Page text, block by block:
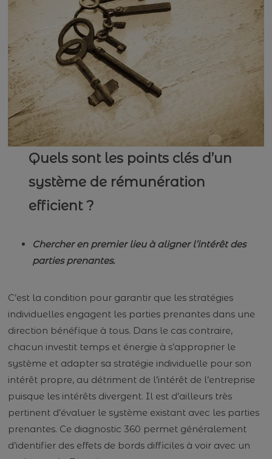
Quels sont les points clés d’un
système de rémunération
efficient ?
Chercher en premier lieu à aligner l’intérêt des
parties prenantes.
C’est la condition pour garantir que les stratégies
individuelles engagent les parties prenantes dans une
direction bénéfique à tous. Dans le cas contraire,
chacun investit temps et énergie à s’approprier le
système et adapter sa stratégie individuelle pour son
intérêt propre, au détriment de l’intérêt de l’entreprise
puisque les intérêts divergent. Il est d’ailleurs très
pertinent d’évaluer le système existant avec les parties
prenantes. Ce diagnostic 360 permet généralement
d’identifier des effets de bords difficiles à voir avec un